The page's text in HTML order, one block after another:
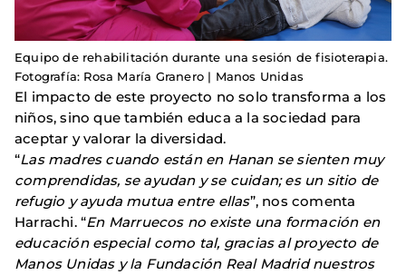
Equipo de rehabilitación durante una sesión de fisioterapia.
Fotografía: Rosa María Granero | Manos Unidas
El impacto de este proyecto no solo transforma a los
niños, sino que también educa a la sociedad para
aceptar y valorar la diversidad.
“Las madres cuando están en Hanan se sienten muy
comprendidas, se ayudan y se cuidan; es un sitio de
refugio y ayuda mutua entre ellas”, nos comenta
Harrachi. “En Marruecos no existe una formación en
educación especial como tal, gracias al proyecto de
Manos Unidas y la Fundación Real Madrid nuestros